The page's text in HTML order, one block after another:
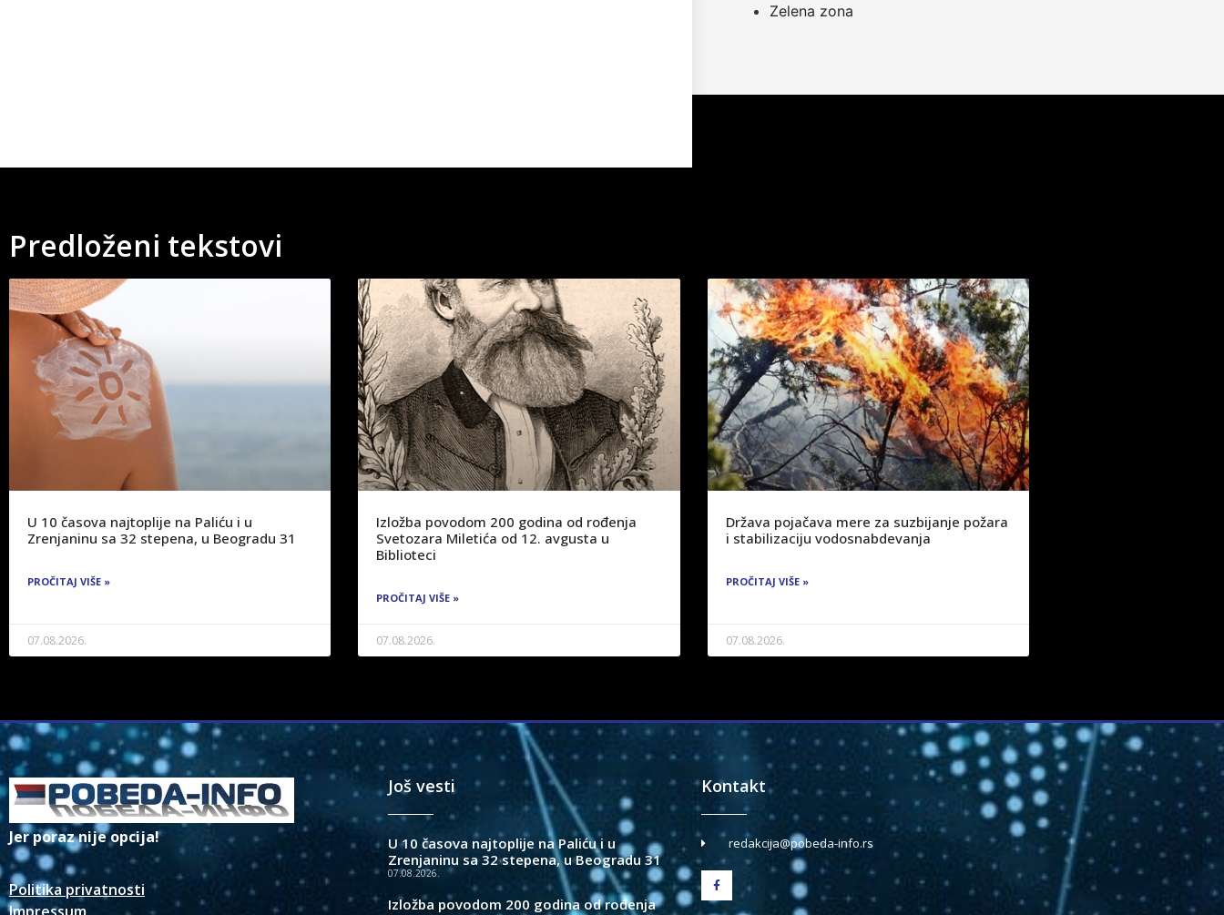
Zelena zona
Predloženi tekstovi
U 10 časova najtoplije na Paliću i u
Zrenjaninu sa 32 stepena, u Beogradu 31
PROČITAJ VIŠE »
07.08.2026.
Izložba povodom 200 godina od rođenja
Svetozara Miletića od 12. avgusta u
Biblioteci
PROČITAJ VIŠE »
07.08.2026.
Država pojačava mere za suzbijanje požara
i stabilizaciju vodosnabdevanja
PROČITAJ VIŠE »
07.08.2026.
Jer poraz nije opcija!
Politika privatnosti
Još vesti
U 10 časova najtoplije na Paliću i u
Zrenjaninu sa 32 stepena, u Beogradu 31
07.08.2026.
Izložba povodom 200 godina od rođenja
Kontakt
redakcija@pobeda-info.rs